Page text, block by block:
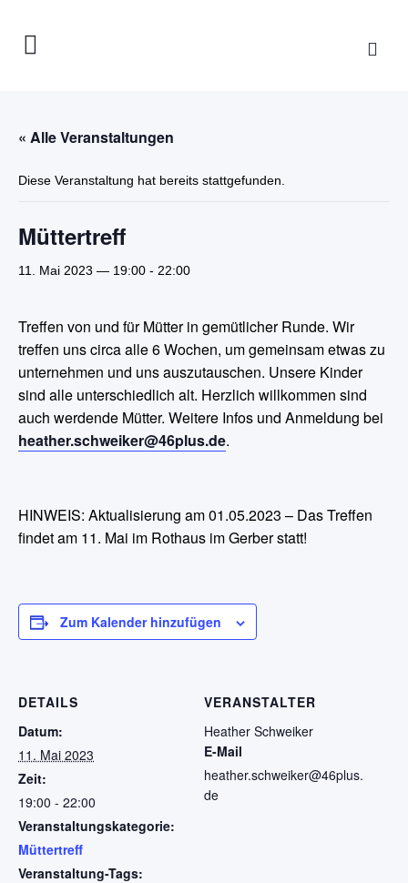
« Alle Veranstaltungen
Diese Veranstaltung hat bereits stattgefunden.
Müttertreff
11. Mai 2023 — 19:00 - 22:00
Treffen von und für Mütter in gemütlicher Runde. Wir
treffen uns circa alle 6 Wochen, um gemeinsam etwas zu
unternehmen und uns auszutauschen. Unsere Kinder
sind alle unterschiedlich alt. Herzlich willkommen sind
auch werdende Mütter. Weitere Infos und Anmeldung bei
heather.schweiker@46plus.de.
HINWEIS: Aktualisierung am 01.05.2023 – Das Treffen
findet am 11. Mai im Rothaus im Gerber statt!
Zum Kalender hinzufügen
DETAILS
Datum:
11. Mai 2023
Zeit:
19:00 - 22:00
Veranstaltungskategorie:
Müttertreff
Veranstaltung-Tags:
VERANSTALTER
Heather Schweiker
E-Mail
heather.schweiker@46plus.
de